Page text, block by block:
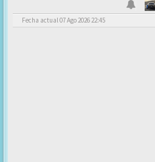
Fecha actual 07 Ago 2026 22:45